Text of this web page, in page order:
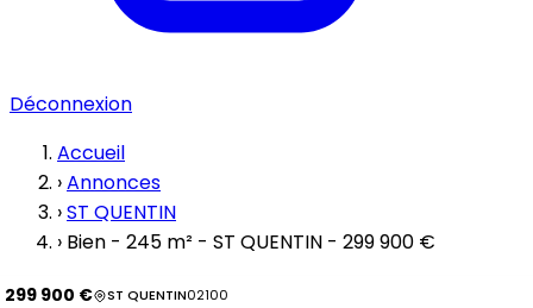
Déconnexion
Accueil
›Annonces
›ST QUENTIN
› Bien - 245 m² - ST QUENTIN - 299 900 €
299 900 € ST QUENTIN02100